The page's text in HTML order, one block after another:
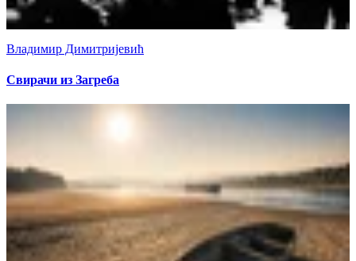
Владимир Димитријевић
Свирачи из Загреба